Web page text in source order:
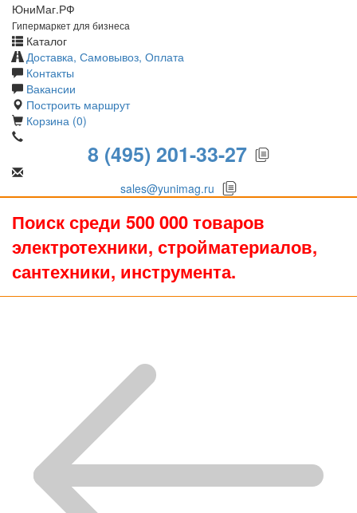
ЮниМаг.РФ
Гипермаркет для бизнеса
Каталог
Доставка, Самовывоз, Оплата
Контакты
Вакансии
Построить маршрут
Корзина (0)
8 (495) 201-33-27
sales@yunimag.ru
Поиск среди 500 000 товаров
электротехники, стройматериалов,
сантехники, инструмента.